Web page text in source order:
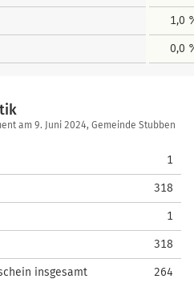
1,0
0,0
am 9. Juni 2024, Gemeinde Stubben
1
318
1
318
insgesamt 264